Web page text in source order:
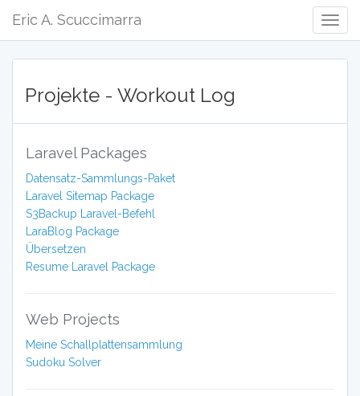
Eric A. Scuccimarra
Projekte - Workout Log
Laravel Packages
Datensatz-Sammlungs-Paket
Laravel Sitemap Package
S3Backup Laravel-Befehl
LaraBlog Package
Übersetzen
Resume Laravel Package
Web Projects
Meine Schallplattensammlung
Sudoku Solver